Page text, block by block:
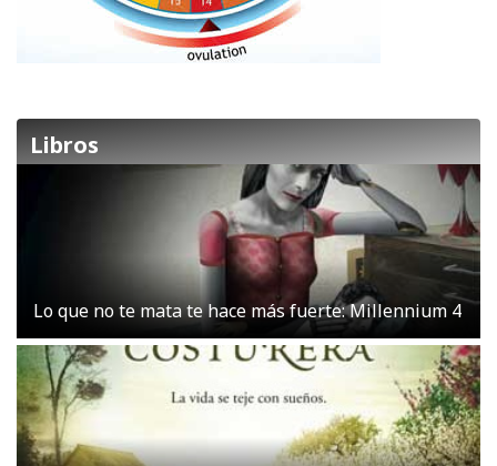
Libros
Lo que no te mata te hace más fuerte: Millennium 4